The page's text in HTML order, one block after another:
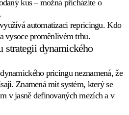
kus – možná přicházíte o
automatizaci repricingu. Kdo
vysoce proměnlivém trhu.
strategii dynamického
pricingu neznamená, že
Znamená mít systém, který se
v jasně definovaných mezích a v